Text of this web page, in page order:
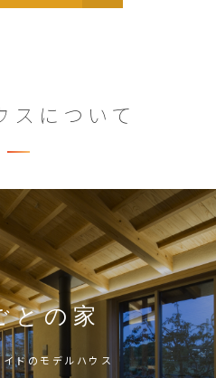
スについて
との家
ドのモデルハウス